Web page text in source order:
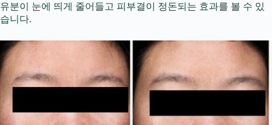
유분이 눈에 띄게 줄어들고 피부결이 정돈되는 효과를 볼 수 있
습니다.